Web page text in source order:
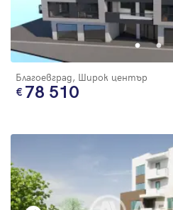
Благоевград, Широк център
78 510